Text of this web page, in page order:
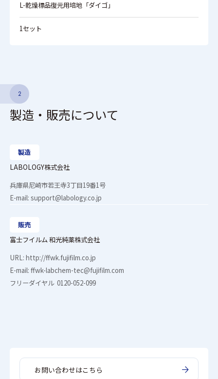
L-乾燥標品復元用培地「ダイゴ」
1セット
2
製造・販売について
製造
LABOLOGY株式会社
兵庫県尼崎市若王寺3丁目19番1号
E-mail: support@labology.co.jp
販売
富士フイルム 和光純薬株式会社
URL: http://ffwk.fujifilm.co.jp
E-mail: ffwk-labchem-tec@fujifilm.com
フリーダイヤル 0120-052-099
お問い合わせはこちら